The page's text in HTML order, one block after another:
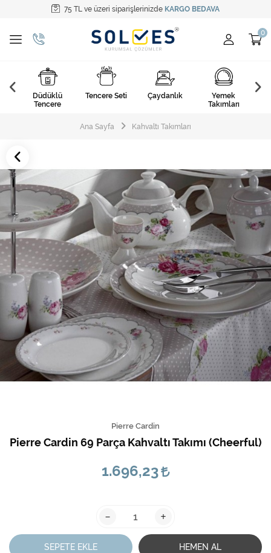
75 TL ve üzeri siparişlerinizde KARGO BEDAVA
Tüm Kategoriler
Pişirme Gereçleri
Yemek Takımları
Kahvaltı Takımları
Cam Ürünler
Servis Setleri
Mutfak Tekstili
Mutfak Aksesuarları
Düdüklü
Tencere
Tencere Seti Çaydanlık
Yemek
Takımları
Ana Sayfa Kahvaltı Takımları
Pierre Cardin
Pierre Cardin 69 Parça Kahvaltı Takımı (Cheerful)
1.696,23
- +
SEPETE EKLE HEMEN AL